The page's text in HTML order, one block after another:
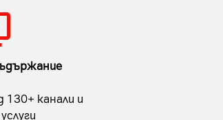
130+ канали и